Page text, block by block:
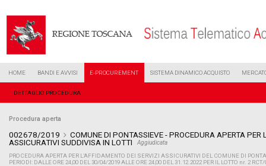
HOME BANDI E AVVISI E-PROCUREMENT SISTEMA DINAMICO ACQUISTO
DETTAGLIO PROCEDURA
Procedura aperta
002678/2019
COMUNE DI PONTASSIEVE - PROCEDURA APERTA PER
ASSICURATIVI SUDDIVISA IN LOTTI
Aggiudicata
PROCEDURA APERTA PER L’AFFIDAMENTO DEI SERVIZI ASSICURATIVI DEL COMUNE DI
PERIODI: DALLE ORE 24,00 DEL 30/04/2019 ALLE ORE 24,00 DEL 31.12.2022 PER IL LOTTO nr. 2